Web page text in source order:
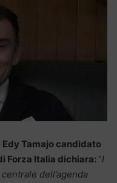
Edy Tamajo candidato
Forza Italia dichiara: “I
dell’agenda